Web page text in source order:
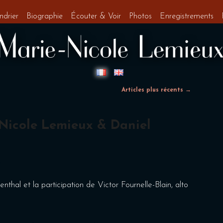
Articles plus récents →
Lemieux & Daniel
et la participation de Victor Fournelle-Blain, alto
Biographie Écouter & Voir Photos Enregistrements